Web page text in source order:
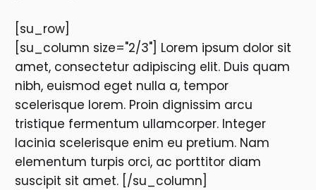
[su_row]
[su_column size="2/3"] Lorem ipsum dolor sit
amet, consectetur adipiscing elit. Duis quam
nibh, euismod eget nulla a, tempor
scelerisque lorem. Proin dignissim arcu
tristique fermentum ullamcorper. Integer
lacinia scelerisque enim eu pretium. Nam
elementum turpis orci, ac porttitor diam
suscipit sit amet. [/su_column]